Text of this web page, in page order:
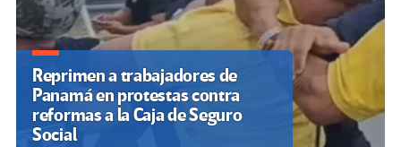
Reprimen a trabajadores de
Panamá en protestas contra
reformas a la Caja de Seguro
Social